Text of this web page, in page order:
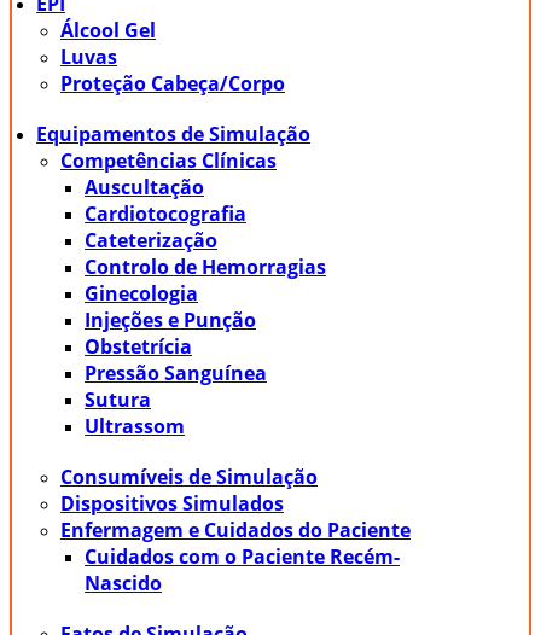
Álcool Gel
Luvas
Proteção Cabeça/Corpo
Equipamentos de Simulação
Competências Clínicas
Auscultação
Cardiotocografia
Cateterização
Controlo de Hemorragias
Ginecologia
Injeções e Punção
Obstetrícia
Pressão Sanguínea
Sutura
Ultrassom
Consumíveis de Simulação
Dispositivos Simulados
Enfermagem e Cuidados do Paciente
Cuidados com o Paciente Recém-
Nascido